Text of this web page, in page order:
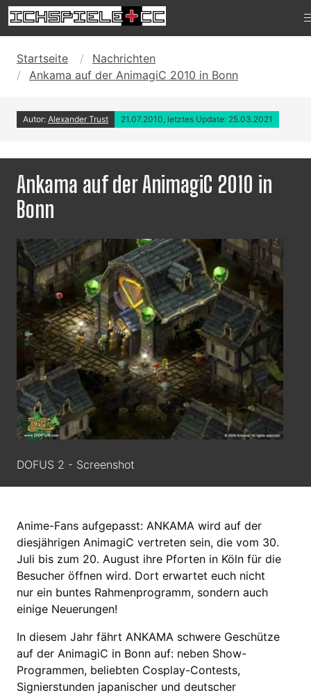
Startseite
Nachrichten
Ankama auf der AnimagiC 2010 in Bonn
Autor: Alexander Trust 21.07.2010, letztes Update: 25.03.2021
Ankama auf der AnimagiC 2010 in
Bonn
DOFUS 2 - Screenshot
Anime-Fans aufgepasst: ANKAMA wird auf der
diesjährigen AnimagiC vertreten sein, die vom 30.
Juli bis zum 20. August ihre Pforten in Köln für die
Besucher öffnen wird. Dort erwartet euch nicht
nur ein buntes Rahmenprogramm, sondern auch
einige Neuerungen!
In diesem Jahr fährt ANKAMA schwere Geschütze
auf der AnimagiC in Bonn auf: neben Show-
Programmen, beliebten Cosplay-Contests,
Signierstunden japanischer und deutscher